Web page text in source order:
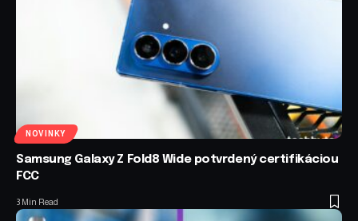
NOVINKY
Samsung Galaxy Z Fold8 Wide potvrdený certifikáciou
FCC
3 Min Read